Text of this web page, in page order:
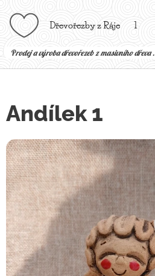
Dřevořezby z Ráje l
Prodej a výroba dřevořezeb z masivního dřeva .
Andílek 1